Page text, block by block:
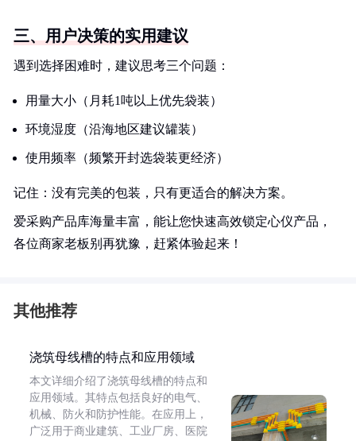
三、用户决策的实用建议
遇到选择困难时，建议思考三个问题：
用量大小（月耗1吨以上优先袋装）
环境湿度（沿海地区建议罐装）
使用频率（频繁开封选袋装更经济）
记住：没有完美的包装，只有更适合的解决方案。
爱采购产品库海量丰富，能让您快速高效锁定心仪产品，
各位商家老板别再犹豫，赶紧体验起来！
其他推荐
浇筑母线槽的特点和应用领域
本文详细介绍了浇筑母线槽的特点和
应用领域。其特点包括良好的电气、
机械、防火和防护性能。在应用上，
广泛用于商业建筑、工业厂房、医院